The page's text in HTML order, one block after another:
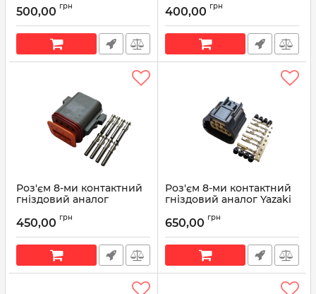
Артикул: DTM06-8S
500,00 грн
Артикул: DT04-08PA
400,00 грн
Роз'єм 8-ми контактний
гніздовий аналог
Артикул: DT06-08SA
450,00 грн
Роз'єм 8-ми контактний
гніздовий аналог Yazaki
WPT-521 Ford 3U2Z-14S411-
Артикул: 7283-5684-10
650,00 грн